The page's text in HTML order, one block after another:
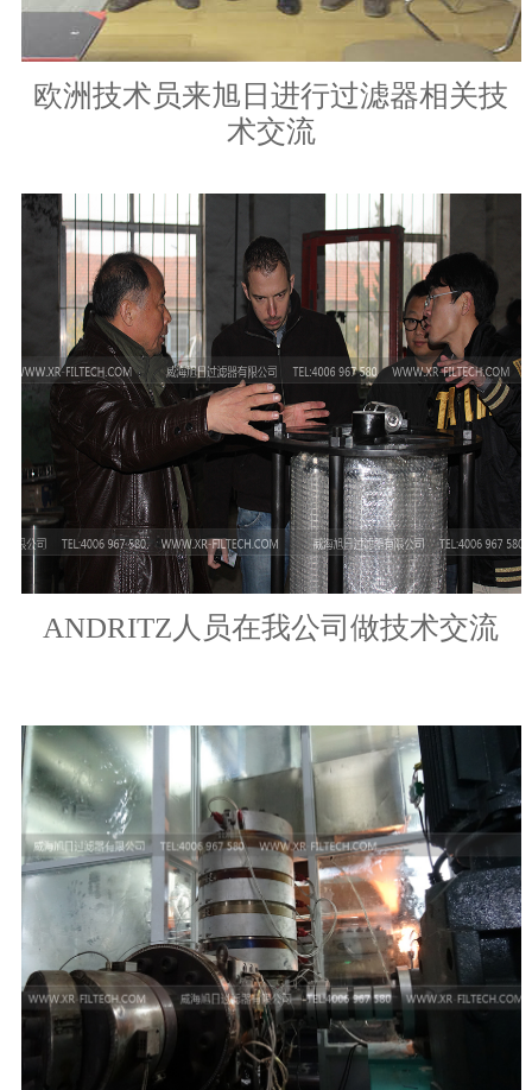
欧洲技术员来旭日进行过滤器相关技
术交流
ANDRITZ人员在我公司做技术交流